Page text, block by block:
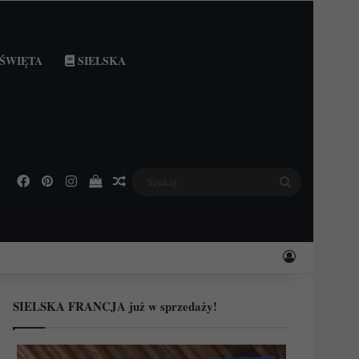
SIELSKA
Facebook
PinterestInstagramPodejrzyj swój koszyk
Losowy wpis
Zaloguj
SIELSKA FRANCJA już w sprzedaży!